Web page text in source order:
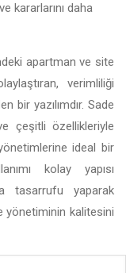
kararlarını daha
apartman ve site
verimliliği
bir yazılımdır. Sade
çeşitli özellikleriyle
ideal bir
kolay yapısı
tasarrufu yaparak
yönetiminin kalitesini